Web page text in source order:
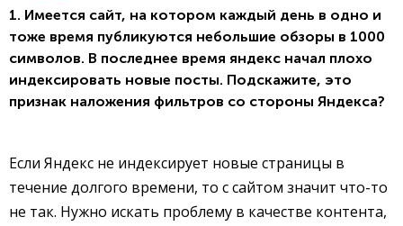
1. Имеется сайт, на котором каждый день в одно и
тоже время публикуются небольшие обзоры в 1000
символов. В последнее время яндекс начал плохо
индексировать новые посты. Подскажите, это
признак наложения фильтров со стороны Яндекса?
Если Яндекс не индексирует новые страницы в
течение долгого времени, то с сайтом значит что-то
не так. Нужно искать проблему в качестве контента,